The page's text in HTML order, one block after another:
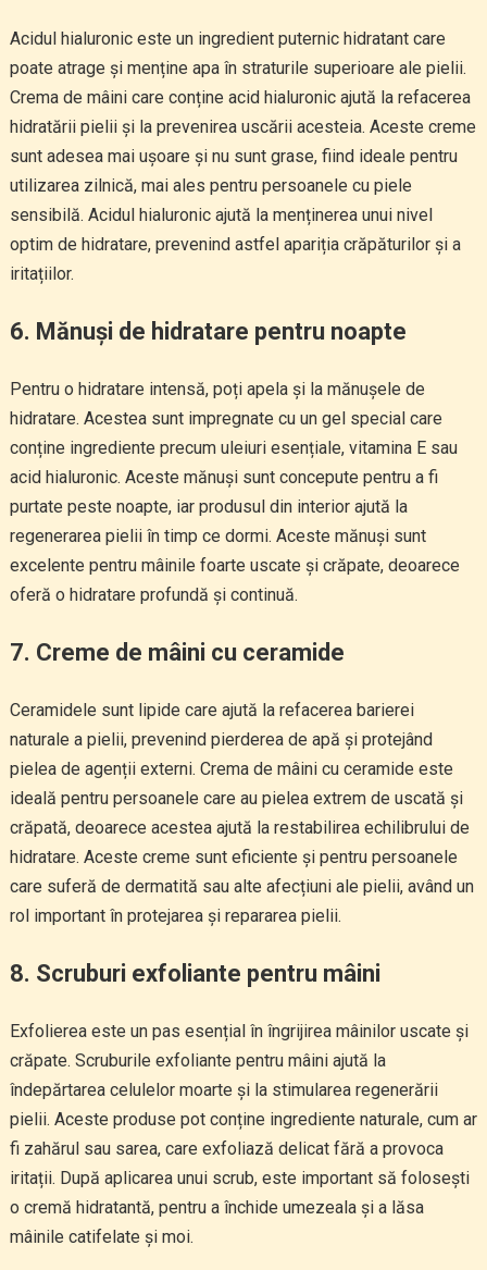
Acidul hialuronic este un ingredient puternic hidratant care
poate atrage și menține apa în straturile superioare ale pielii.
Crema de mâini care conține acid hialuronic ajută la refacerea
hidratării pielii și la prevenirea uscării acesteia. Aceste creme
sunt adesea mai ușoare și nu sunt grase, fiind ideale pentru
utilizarea zilnică, mai ales pentru persoanele cu piele
sensibilă. Acidul hialuronic ajută la menținerea unui nivel
optim de hidratare, prevenind astfel apariția crăpăturilor și a
iritațiilor.
6. Mănuși de hidratare pentru noapte
Pentru o hidratare intensă, poți apela și la mănușele de
hidratare. Acestea sunt impregnate cu un gel special care
conține ingrediente precum uleiuri esențiale, vitamina E sau
acid hialuronic. Aceste mănuși sunt concepute pentru a fi
purtate peste noapte, iar produsul din interior ajută la
regenerarea pielii în timp ce dormi. Aceste mănuși sunt
excelente pentru mâinile foarte uscate și crăpate, deoarece
oferă o hidratare profundă și continuă.
7. Creme de mâini cu ceramide
Ceramidele sunt lipide care ajută la refacerea barierei
naturale a pielii, prevenind pierderea de apă și protejând
pielea de agenții externi. Crema de mâini cu ceramide este
ideală pentru persoanele care au pielea extrem de uscată și
crăpată, deoarece acestea ajută la restabilirea echilibrului de
hidratare. Aceste creme sunt eficiente și pentru persoanele
care suferă de dermatită sau alte afecțiuni ale pielii, având un
rol important în protejarea și repararea pielii.
8. Scruburi exfoliante pentru mâini
Exfolierea este un pas esențial în îngrijirea mâinilor uscate și
crăpate. Scruburile exfoliante pentru mâini ajută la
îndepărtarea celulelor moarte și la stimularea regenerării
pielii. Aceste produse pot conține ingrediente naturale, cum ar
fi zahărul sau sarea, care exfoliază delicat fără a provoca
iritații. După aplicarea unui scrub, este important să folosești
o cremă hidratantă, pentru a închide umezeala și a lăsa
mâinile catifelate și moi.